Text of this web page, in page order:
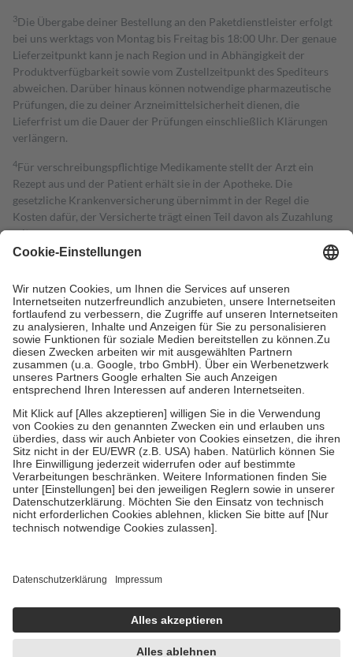
3Die Übergabe deiner Bestellung an den Paketdienstleister erfolgt
bei uns werktags von Montag bis Freitag bis 18:00 Uhr. Der genaue
Lieferzeitpunkt kann je nach Region und in Abhängigkeit der
Produktverfügbarkeit sowie vom Zustellzeitpunkt des Spediteurs
abweichen. Darüber hinaus können notwendige pharmazeutische
Prüfungen, die zu deiner Arzneimittelsicherheit dienen, die
Lieferfrist um die Dauer der Prüfungen einschließlich Klärungen
verlängern.
4Für verschreibungspflichtige Medikamente stellt der Arzt ein
Rezept aus und der Patient erhält sie in der Apotheke. Die
gesetzliche Krankenversicherung übernimmt in der Regel die
Kosten dafür, der Versicherte trägt einen Teil davon als Zuzahlung
mit.
Grundsätzlich leisten Mitglieder Zuzahlungen in Höhe von zehn
höchstens zehn Euro.
Es sind jedoch nie mehr als die tatsächlichen
Kosten der Leistung zu entrichten.
Diese Regeln gelten grundsätzlich auch für Online-Apotheken.
Bei Heilmitteln und häuslicher Krankenpflege beträgt die
Zuzahlung zehn Prozent der Kosten sowie zehn Euro je
Verordnung.
Um das Engagement der Versicherten für ihre eigene Gesundheit zu
stärken und die besondere Stellung der Familie zu unterstützen,
fallenkeine Zuzahlungenan bei:
• Kindern und Jugendlichen bis zum vollendeten 18. Lebensjahr
mit Ausnahme der Fahrkosten
• Untersuchungen zur Vorsorge und Früherkennung, die von der
GKV getragen werden
• empfohlenen Schutzimpfungen
• Harn- und Blutteststreifen
getroffen, um sicherzustellen, dass es sich um echte Bewertungen
https://help.etrusted.com/hc/de/articles/4419944605341
Einige Bilder und Inhalte wurden unter Zuhilfenahme künstlicher